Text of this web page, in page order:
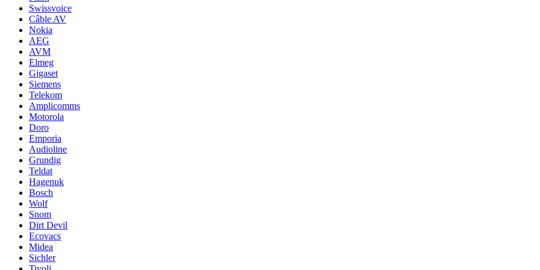
Swissvoice
Câble AV
Nokia
AEG
AVM
Elmeg
Gigaset
Siemens
Telekom
Amplicomms
Motorola
Doro
Emporia
Audioline
Grundig
Teldat
Hagenuk
Bosch
Wolf
Snom
Dirt Devil
Ecovacs
Midea
Sichler